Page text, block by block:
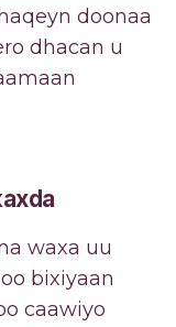
doonaa
dhacan u
waxa uu
bixiyaan
caawiyo